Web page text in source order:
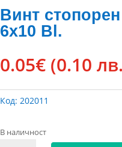
Винт
6х10 Bl.
0.05€ (0.10
Код: 202011
В наличност